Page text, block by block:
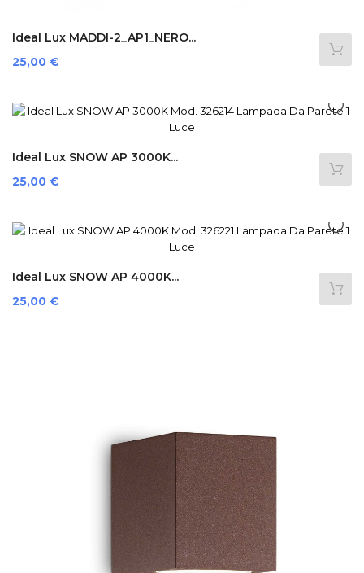
Ideal Lux MADDI-2_AP1_NERO...
Preis
25,00 €
Ideal Lux SNOW AP 3000K...
Preis
25,00 €
Ideal Lux SNOW AP 4000K...
Preis
25,00 €